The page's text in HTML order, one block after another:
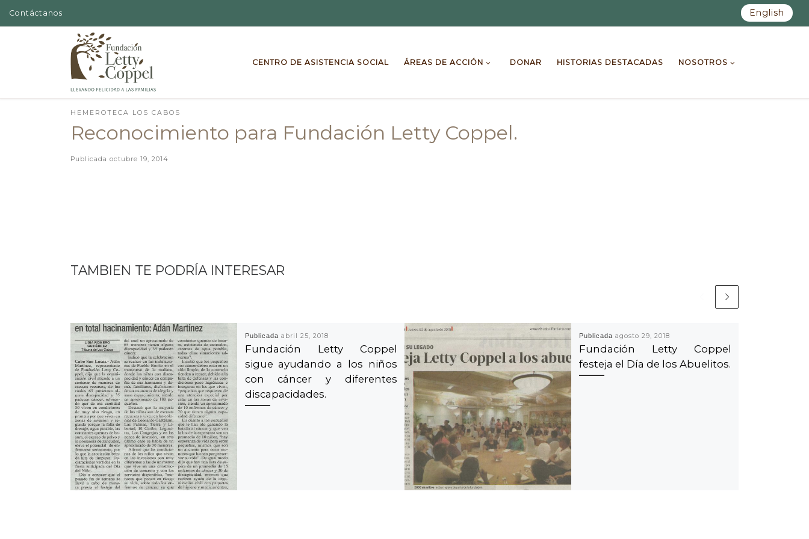
Skip to content
Contáctanos English
CENTRO DE ASISTENCIA SOCIAL ÁREAS DE ACCIÓN DONAR HISTORIAS DESTACADAS NOSOTROS
HEMEROTECA LOS CABOS
Reconocimiento para Fundación Letty Coppel.
Publicada octubre 19, 2014
TAMBIEN TE PODRÍA INTERESAR
Publicada abril 25, 2018
Fundación Letty Coppel
sigue ayudando a los niños
con cáncer y diferentes
discapacidades.
Publicada agosto 29, 2018
Fundación Letty Coppel
festeja el Día de los Abuelitos.